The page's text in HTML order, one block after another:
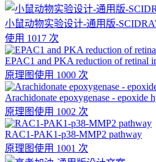
小鼠动物实验设计-通用版-
使用 1017 次
EPAC1 and PKA reduction of retinal
原理图使用 1000 次
Arachidonate epoxygenase - epoxide
原理图使用 1002 次
RAC1-PAK1-p38-MMP2 pathway
原理图使用 1001 次